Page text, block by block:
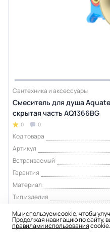
Сантехника и аксессуары
Смеситель для душа
скрытая часть AQ1366BG
0 0
Код товара
Артикул
Встраиваемый
Гарантия
Материал
Тип изделия
10 640 ₽ шт
Мы используем cookie, чтобы
Продолжая навигацию по сайту,
правилами использованияcookie.